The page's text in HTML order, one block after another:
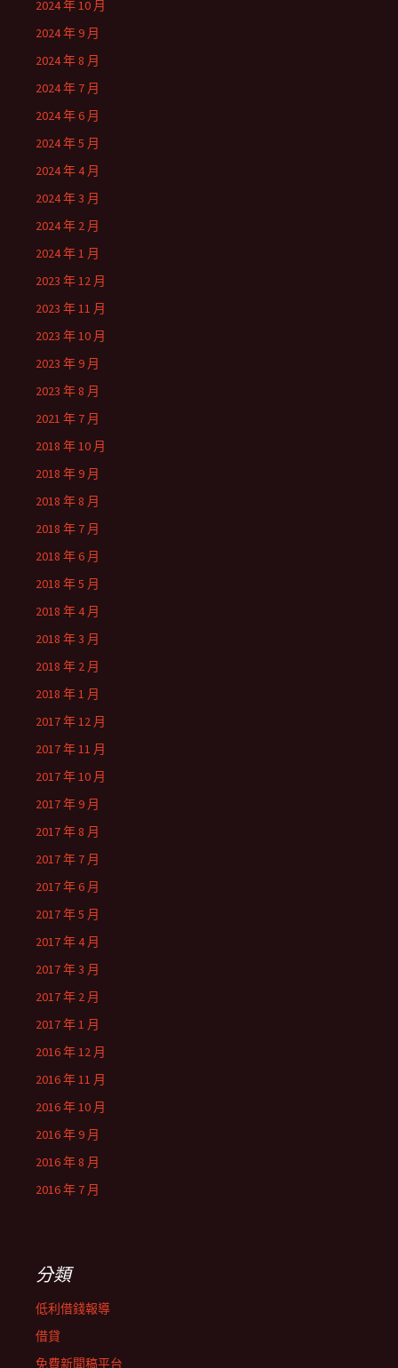
2024 年 10 月
2024 年 9 月
2024 年 8 月
2024 年 7 月
2024 年 6 月
2024 年 5 月
2024 年 4 月
2024 年 3 月
2024 年 2 月
2024 年 1 月
2023 年 12 月
2023 年 11 月
2023 年 10 月
2023 年 9 月
2023 年 8 月
2021 年 7 月
2018 年 10 月
2018 年 9 月
2018 年 8 月
2018 年 7 月
2018 年 6 月
2018 年 5 月
2018 年 4 月
2018 年 3 月
2018 年 2 月
2018 年 1 月
2017 年 12 月
2017 年 11 月
2017 年 10 月
2017 年 9 月
2017 年 8 月
2017 年 7 月
2017 年 6 月
2017 年 5 月
2017 年 4 月
2017 年 3 月
2017 年 2 月
2017 年 1 月
2016 年 12 月
2016 年 11 月
2016 年 10 月
2016 年 9 月
2016 年 8 月
2016 年 7 月
分類
低利借錢報導
借貸
免費新聞稿平台